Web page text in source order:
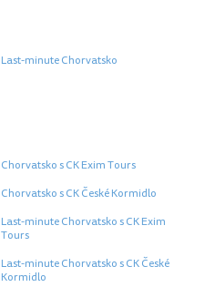
Last-minute Chorvatsko
Chorvatsko s CK Exim Tours
Chorvatsko s CK České Kormidlo
Last-minute Chorvatsko s CK Exim
Tours
Last-minute Chorvatsko s CK České
Kormidlo